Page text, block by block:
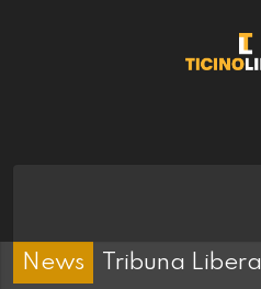
News Tribuna Libera